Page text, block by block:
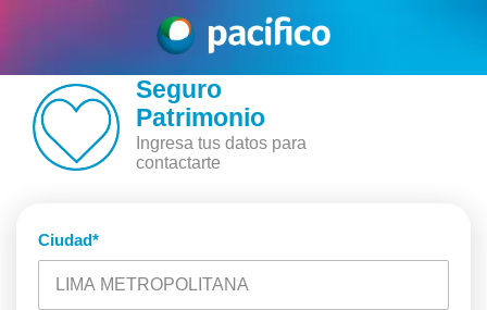
Seguro
Patrimonio
Ingresa tus datos para
contactarte
Ciudad*